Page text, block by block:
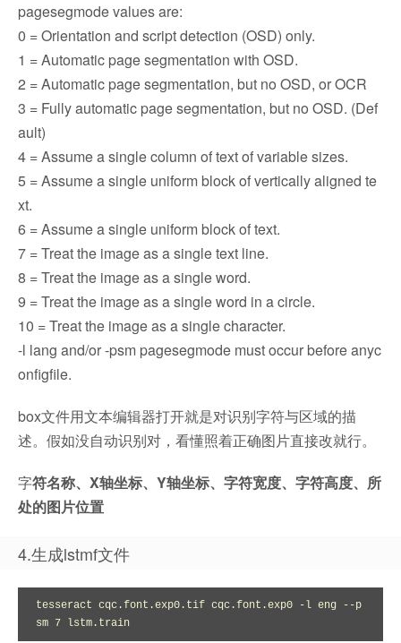
pagesegmode values are:
0 = Orientation and script detection (OSD) only.
1 = Automatic page segmentation with OSD.
2 = Automatic page segmentation, but no OSD, or OCR
3 = Fully automatic page segmentation, but no OSD. (Def
ault)
4 = Assume a single column of text of variable sizes.
5 = Assume a single uniform block of vertically aligned te
xt.
6 = Assume a single uniform block of text.
7 = Treat the image as a single text line.
8 = Treat the image as a single word.
9 = Treat the image as a single word in a circle.
10 = Treat the image as a single character.
-l lang and/or -psm pagesegmode must occur before anyc
onfigfile.
box文件用文本编辑器打开就是对识别字符与区域的描
述。假如没自动识别对，看懂照着正确图片直接改就行。
字符名称、X轴坐标、Y轴坐标、字符宽度、字符高度、所
处的图片位置
4.生成lstmf文件
tesseract cqc.font.exp0.tif cqc.font.exp0 -l eng --p